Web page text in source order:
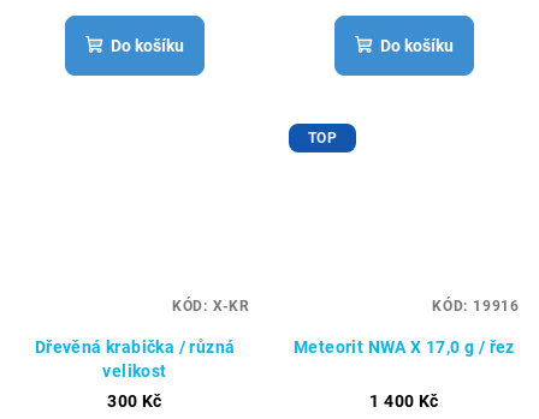
Do košíku Do košíku
Dřevěná krabička / různá
velikost
300 Kč
KÓD: X-KR
TOP
Meteorit NWA X 17,0 g / řez
1 400 Kč
KÓD: 19916